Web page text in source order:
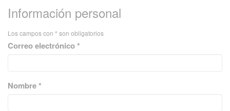
Información personal
Los campos con * son obligatorios
Correo electrónico *
Nombre *